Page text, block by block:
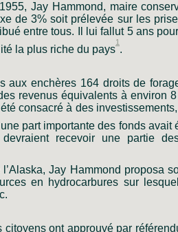
1955, Jay Hammond, maire
de 3% soit prélevée sur les
entre tous. lui fallut 5 ans pour
la plus riche du pays
1
.
aux enchères 164 droits de
revenus équivalents à environ 8
été consacré à des investissements,
part importante des fonds avait
devraient recevoir une partie
Jay Hammond proposa
en hydrocarbures sur
citoyens ont approuvé par